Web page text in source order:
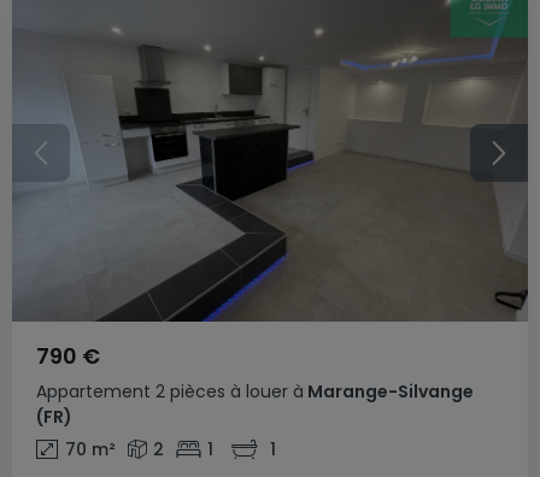
Appartement 2 pièces à louer à Marange-Silvange
(FR)
790 €
70 m² 2 1 1